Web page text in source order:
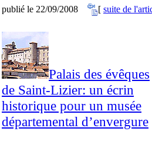
publié le 22/09/2008 [ suite de
Palais des évêques
de Saint-Lizier: un écrin
historique pour un musée
départemental d’envergure